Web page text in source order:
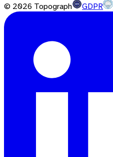
© 2026 Topograph GDPR